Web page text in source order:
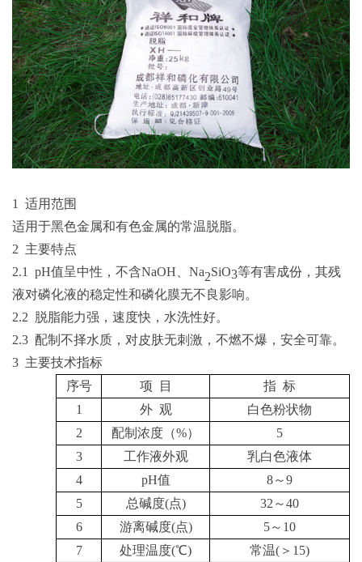
1 适用范围
适用于黑色金属和有色金属的常温脱脂。
2 主要特点
2.1 pH值呈中性，不含NaOH、 Na2SiO3等有害成份，其残
液对磷化液的稳定性和磷化膜无不良影响。
2.2 脱脂能力强，速度快，水洗性好。
2.3 配制不择水质，对皮肤无刺激，不燃不爆，安全可靠。
3 主要技术指标
序号
项 目 指 标
1
外 观
白色粉状物
2
配制浓度（%）
5
3
工作液外观
乳白色液体
4
pH值
8～9
5
总碱度(点)
32～40
6
游离碱度(点)
5～10
7
处理温度(℃) 常温( ＞ 15)